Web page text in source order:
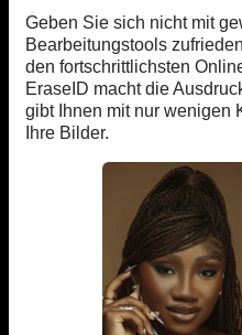
Geben Sie sich nicht mit
Bearbeitungstools
den fortschrittlichsten
EraseID macht die
gibt Ihnen mit nur wenigen
Ihre Bilder.